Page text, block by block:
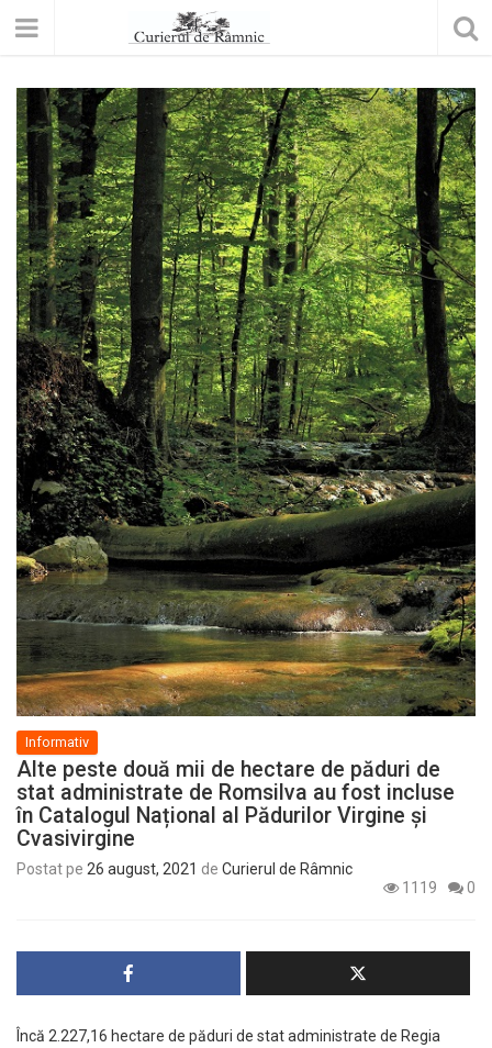
Informativ
Alte peste două mii de hectare de păduri de
stat administrate de Romsilva au fost incluse
în Catalogul Național al Pădurilor Virgine și
Cvasivirgine
Postat pe 26 august, 2021 de Curierul de Râmnic
1119
0
Încă 2.227,16 hectare de păduri de stat administrate de Regia